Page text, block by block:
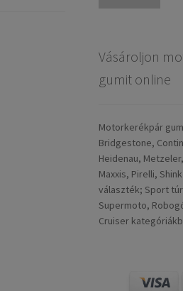
Vásároljon
gumit online
Motorkerékpár
Bridgestone,
Heidenau,
Maxxis, Pirelli,
választék; Sport
Supermoto,
Cruiser